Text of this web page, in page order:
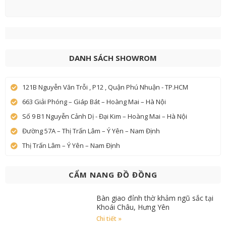
DANH SÁCH SHOWROM
121B Nguyễn Văn Trỗi , P12 , Quận Phú Nhuận - TP.HCM
663 Giải Phóng – Giáp Bát – Hoàng Mai – Hà Nội
Số 9 B1 Nguyễn Cảnh Dị - Đại Kim – Hoàng Mai – Hà Nội
Đường 57A – Thị Trấn Lâm – Ý Yên – Nam Định
Thị Trấn Lâm – Ý Yên – Nam Định
CẨM NANG ĐỒ ĐỒNG
Bàn giao đỉnh thờ khảm ngũ sắc tại
Khoái Châu, Hưng Yên
Chi tiết »